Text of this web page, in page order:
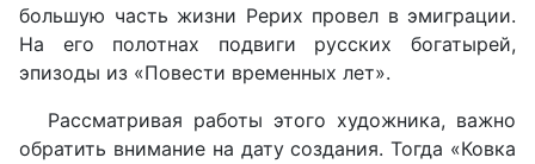
большую часть жизни Рерих провел в эмиграции.
На его полотнах подвиги русских богатырей,
эпизоды из «Повести временных лет».
Рассматривая работы этого художника, важно
обратить внимание на дату создания. Тогда «Ковка